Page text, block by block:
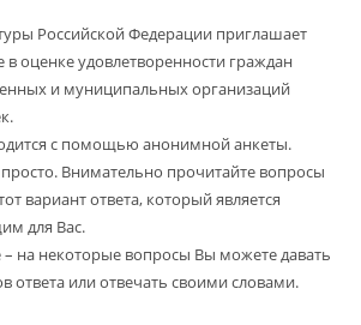
Российской Федерации приглашает
в оценке удовлетворенности граждан
и муниципальных организаций
с помощью анонимной анкеты.
просто. Внимательно прочитайте вопросы
вариант ответа, который является
для Вас.
на некоторые вопросы Вы можете давать
ответа или отвечать своими словами.